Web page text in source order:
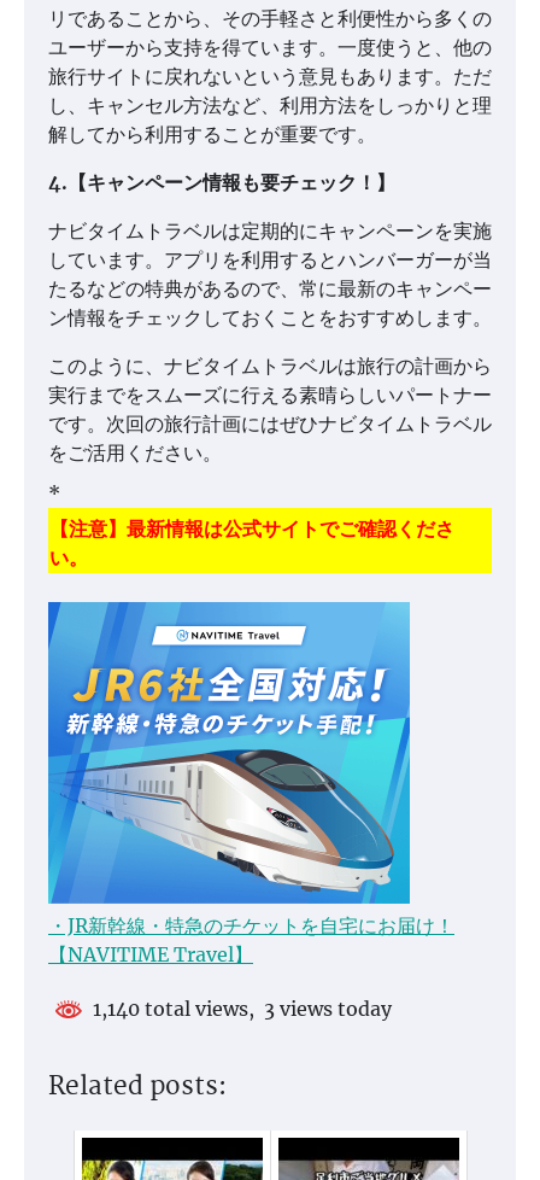
リであることから、その手軽さと利便性から多くの
ユーザーから支持を得ています。一度使うと、他の
旅行サイトに戻れないという意見もあります。ただ
し、キャンセル方法など、利用方法をしっかりと理
解してから利用することが重要です。
4.【キャンペーン情報も要チェック！】
ナビタイムトラベルは定期的にキャンペーンを実施
しています。アプリを利用するとハンバーガーが当
たるなどの特典があるので、常に最新のキャンペー
ン情報をチェックしておくことをおすすめします。
このように、ナビタイムトラベルは旅行の計画から
実行までをスムーズに行える素晴らしいパートナー
です。次回の旅行計画にはぜひナビタイムトラベル
をご活用ください。
*
【注意】最新情報は公式サイトでご確認くださ
い。
・JR新幹線・特急のチケットを自宅にお届け！
【NAVITIME Travel】
1,140 total views, 3 views today
Related posts: